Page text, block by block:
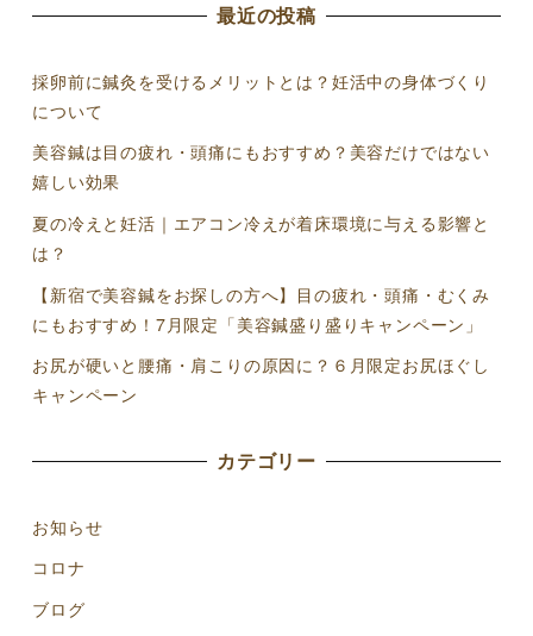
最近の投稿
採卵前に鍼灸を受けるメリットとは？妊活中の身体づくり
について
美容鍼は目の疲れ・頭痛にもおすすめ？美容だけではない
嬉しい効果
夏の冷えと妊活｜エアコン冷えが着床環境に与える影響と
は？
【新宿で美容鍼をお探しの方へ】目の疲れ・頭痛・むくみ
にもおすすめ！7月限定「美容鍼盛り盛りキャンペーン」
お尻が硬いと腰痛・肩こりの原因に？６月限定お尻ほぐし
キャンペーン
カテゴリー
お知らせ
コロナ
ブログ